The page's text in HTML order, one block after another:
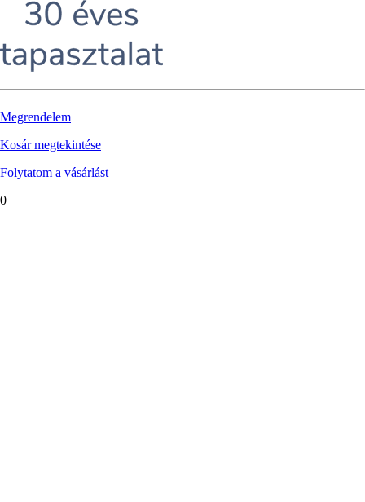
Megrendelem
Kosár megtekintése
Folytatom a vásárlást
0